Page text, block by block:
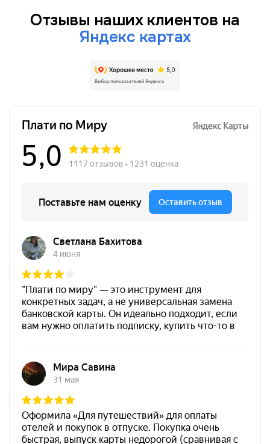
Отзывы наших клиентов на
Яндекс картах